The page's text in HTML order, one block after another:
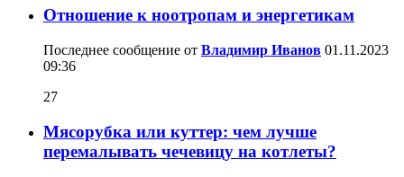
Отношение к ноотропам и энергетикам
Последнее сообщение от Владимир Иванов 01.11.2023
09:36
27
Мясорубка или куттер: чем лучше
перемалывать чечевицу на котлеты?